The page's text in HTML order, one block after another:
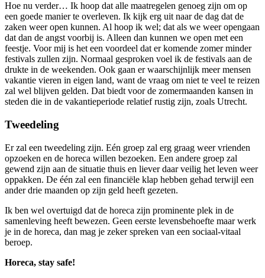
Hoe nu verder… Ik hoop dat alle maatregelen genoeg zijn om op
een goede manier te overleven. Ik kijk erg uit naar de dag dat de
zaken weer open kunnen. Al hoop ik wel; dat als we weer opengaan
dat dan de angst voorbij is. Alleen dan kunnen we open met een
feestje. Voor mij is het een voordeel dat er komende zomer minder
festivals zullen zijn. Normaal gesproken voel ik de festivals aan de
drukte in de weekenden. Ook gaan er waarschijnlijk meer mensen
vakantie vieren in eigen land, want de vraag om niet te veel te reizen
zal wel blijven gelden. Dat biedt voor de zomermaanden kansen in
steden die in de vakantieperiode relatief rustig zijn, zoals Utrecht.
Tweedeling
Er zal een tweedeling zijn. Eén groep zal erg graag weer vrienden
opzoeken en de horeca willen bezoeken. Een andere groep zal
gewend zijn aan de situatie thuis en liever daar veilig het leven weer
oppakken. De één zal een financiële klap hebben gehad terwijl een
ander drie maanden op zijn geld heeft gezeten.
Ik ben wel overtuigd dat de horeca zijn prominente plek in de
samenleving heeft bewezen. Geen eerste levensbehoefte maar werk
je in de horeca, dan mag je zeker spreken van een sociaal-vitaal
beroep.
Horeca, stay safe!